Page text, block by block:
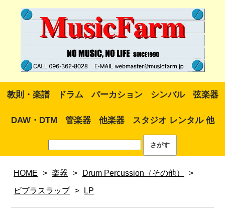
教則・楽譜 ドラム パーカション シンバル 弦楽器
DAW・DTM 管楽器 他楽器 スタジオ レンタル 他
HOME > 楽器 > Drum Percussion（その他） >
ビブラスラップ > LP